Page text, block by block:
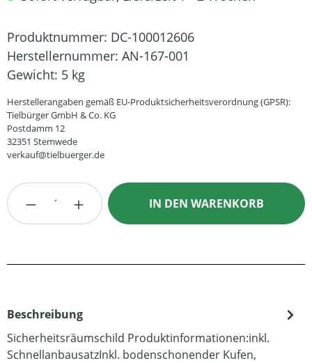
Produktnummer: DC-100012606
Herstellernummer: AN-167-001
Gewicht: 5 kg
Herstellerangaben gemäß EU-Produktsicherheitsverordnung (GPSR):
Tielbürger GmbH & Co. KG
Postdamm 12
32351 Stemwede
verkauf@tielbuerger.de
Produkt Anzahl: Gib den gewünschten
IN DEN WARENKORB
Beschreibung
Sicherheitsräumschild Produktinformationen:inkl.
SchnellanbausatzInkl. bodenschonender Kufen,